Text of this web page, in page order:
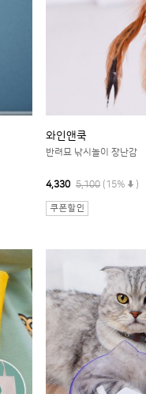
와인앤쿡
반려묘 낚시놀이 장난감
4,330 5,100 (15% )